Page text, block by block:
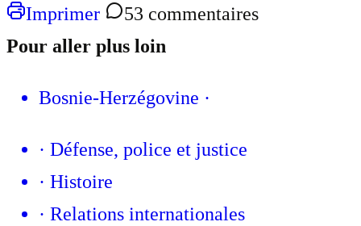
Imprimer
53 commentaires
Pour aller plus loin
Bosnie-Herzégovine ·
· Défense, police et justice
· Histoire
· Relations internationales